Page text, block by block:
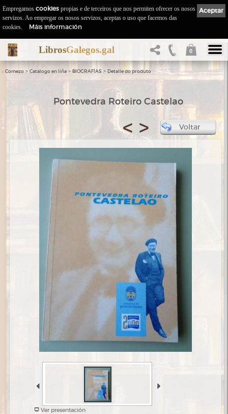
LibrosGalegos.gal 0
:: Comezo > Catálogo en liña > BIOGRAFÍAS > Detalle do produto
Pontevedra Roteiro Castelao
< > Voltar
Ver presentación
Aceptar
Empregamos cookies propias e de terceiros que nos permiten ofrecer os nosos
servizos. Ao empregar os nosos servizos, aceptas o uso que facemos das
cookies.
Máis información